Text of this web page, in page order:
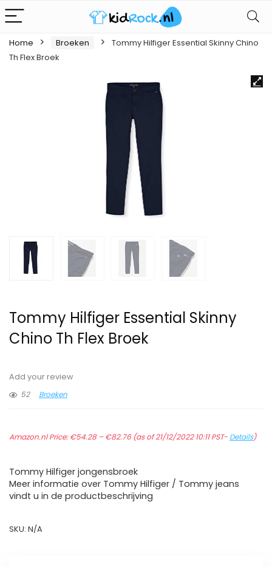
Home Broeken
Tommy Hilfiger Essential Skinny Chino
Th Flex Broek
Tommy Hilfiger Essential Skinny
Chino Th Flex Broek
Add your review
52
Broeken
Amazon.nl Price:€54.28 – €82.76€54.28
(as of 21/12/2022 10:11 PST- Details)
Tommy Hilfiger jongensbroek
Meer informatie over Tommy Hilfiger / Tommy jeans
vindt u in de productbeschrijving
SKU: N/A